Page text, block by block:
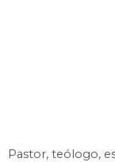
Pastor, teólogo,